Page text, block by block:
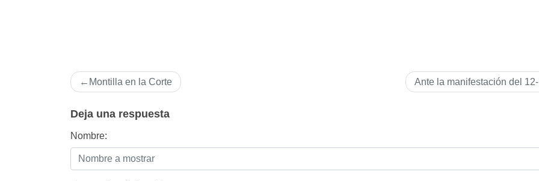
Navegación
de
entradas
Montilla en la Corte Ante la manifestación del
Deja una respuesta
Nombre: